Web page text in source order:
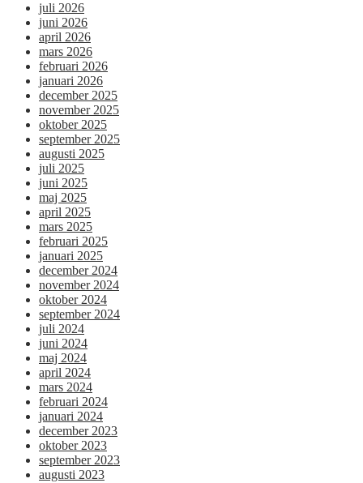
juli 2026
juni 2026
april 2026
mars 2026
februari 2026
januari 2026
december 2025
november 2025
oktober 2025
september 2025
augusti 2025
juli 2025
juni 2025
maj 2025
april 2025
mars 2025
februari 2025
januari 2025
december 2024
november 2024
oktober 2024
september 2024
juli 2024
juni 2024
maj 2024
april 2024
mars 2024
februari 2024
januari 2024
december 2023
oktober 2023
september 2023
augusti 2023